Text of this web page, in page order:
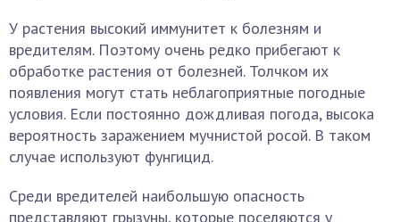
У растения высокий иммунитет к болезням и
вредителям. Поэтому очень редко прибегают к
обработке растения от болезней. Толчком их
появления могут стать неблагоприятные погодные
условия. Если постоянно дождливая погода, высока
вероятность заражением мучнистой росой. В таком
случае используют фунгицид.
Среди вредителей наибольшую опасность
представляют грызуны, которые поселяются у